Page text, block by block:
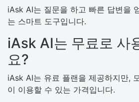
iAsk AI는 질문을 하고 빠른 답변을
는 스마트 도구입니다.
iAsk AI는 무료로 사
요?
iAsk AI는 유료 플랜을 제공하지만,
이 이용할 수 있는 가격입니다.